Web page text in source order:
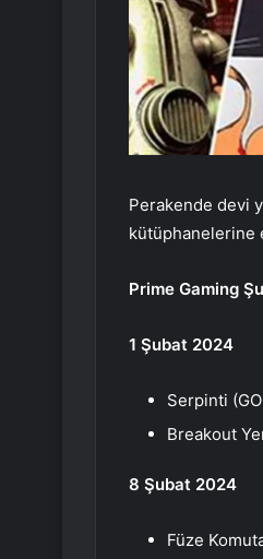
Perakende devi
kütüphanelerine
Prime Gaming
1 Şubat 2024
Serpinti
Breakout
8 Şubat 2024
Füze